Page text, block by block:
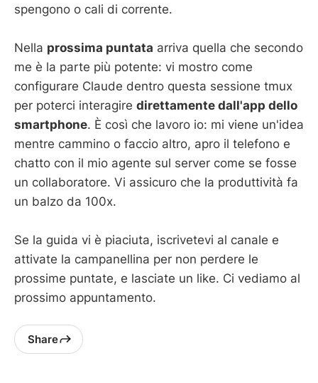
spengono o cali di corrente.
Nella prossima puntata arriva quella che secondo
me è la parte più potente: vi mostro come
configurare Claude dentro questa sessione tmux
per poterci interagire direttamente dall'app dello
smartphone. È così che lavoro io: mi viene un'idea
mentre cammino o faccio altro, apro il telefono e
chatto con il mio agente sul server come se fosse
un collaboratore. Vi assicuro che la produttività fa
un balzo da 100x.
Se la guida vi è piaciuta, iscrivetevi al canale e
attivate la campanellina per non perdere le
prossime puntate, e lasciate un like. Ci vediamo al
prossimo appuntamento.
Share